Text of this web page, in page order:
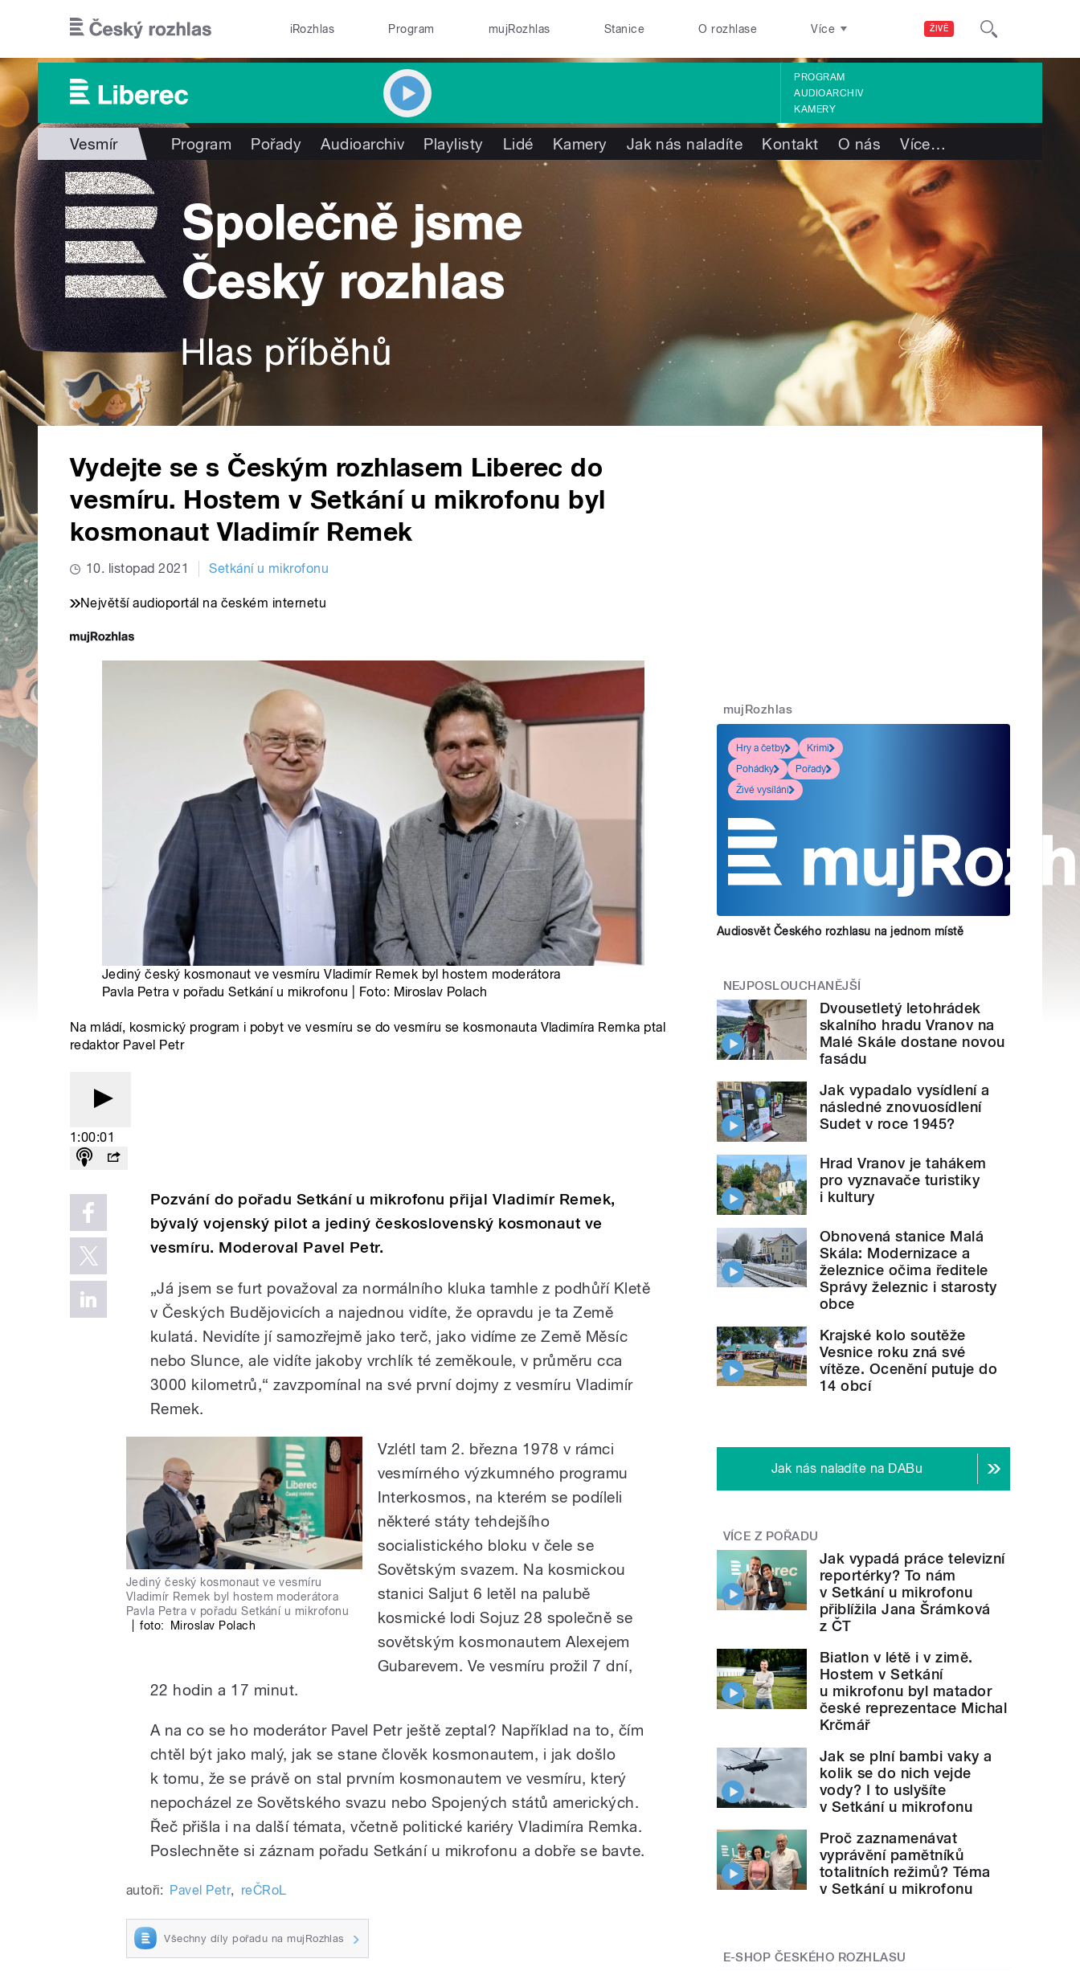
ŽIVĚ
iRozhlas Program mujRozhlas Stanice O rozhlase Více
PROGRAM
AUDIOARCHIV
KAMERY
Vesmír Program Pořady Audioarchiv Playlisty Lidé Kamery Jak nás naladíte Kontakt O nás Více…
Vydejte se s Českým rozhlasem Liberec do
vesmíru. Hostem v Setkání u mikrofonu byl
kosmonaut Vladimír Remek
10. listopad 2021 Setkání u mikrofonu
Největší audioportál na českém internetu
Jediný český kosmonaut ve vesmíru Vladimír Remek byl hostem moderátora
Pavla Petra v pořadu Setkání u mikrofonu | Foto: Miroslav Polach
Na mládí, kosmický program i pobyt ve vesmíru se do vesmíru se kosmonauta Vladimíra Remka ptal
redaktor Pavel Petr
1:00:01
Pozvání do pořadu Setkání u mikrofonu přijal Vladimír Remek,
bývalý vojenský pilot a jediný československý kosmonaut ve
vesmíru. Moderoval Pavel Petr.
„Já jsem se furt považoval za normálního kluka tamhle z podhůří Kletě
v Českých Budějovicích a najednou vidíte, že opravdu je ta Země
kulatá. Nevidíte jí samozřejmě jako terč, jako vidíme ze Země Měsíc
nebo Slunce, ale vidíte jakoby vrchlík té zeměkoule, v průměru cca
3000 kilometrů,“ zavzpomínal na své první dojmy z vesmíru Vladimír
Remek.
Jediný český kosmonaut ve vesmíru
Vladimír Remek byl hostem moderátora
Pavla Petra v pořadu Setkání u mikrofonu
foto: Miroslav Polach
Vzlétl tam 2. března 1978 v rámci
vesmírného výzkumného programu
Interkosmos, na kterém se podíleli
některé státy tehdejšího
socialistického bloku v čele se
Sovětským svazem. Na kosmickou
stanici Saljut 6 letěl na palubě
kosmické lodi Sojuz 28 společně se
sovětským kosmonautem Alexejem
Gubarevem. Ve vesmíru prožil 7 dní,
22 hodin a 17 minut.
A na co se ho moderátor Pavel Petr ještě zeptal? Například na to, čím
chtěl být jako malý, jak se stane člověk kosmonautem, i jak došlo
k tomu, že se právě on stal prvním kosmonautem ve vesmíru, který
nepocházel ze Sovětského svazu nebo Spojených států amerických.
Řeč přišla i na další témata, včetně politické kariéry Vladimíra Remka.
Poslechněte si záznam pořadu Setkání u mikrofonu a dobře se bavte.
autoři: Pavel Petr, reČRoL
Všechny díly pořadu na mujRozhlas
mujRozhlas
Hry a četby
Krimi
Pohádky
Pořady
Živé vysílání
Audiosvět Českého rozhlasu na jednom místě
NEJPOSLOUCHANĚJŠÍ
Dvousetletý letohrádek
skalního hradu Vranov na
Malé Skále dostane novou
fasádu
Jak vypadalo vysídlení a
následné znovuosídlení
Sudet v roce 1945?
Hrad Vranov je tahákem
pro vyznavače turistiky
i kultury
Obnovená stanice Malá
Skála: Modernizace a
železnice očima ředitele
Správy železnic i starosty
obce
Krajské kolo soutěže
Vesnice roku zná své
vítěze. Ocenění putuje do
14 obcí
Jak nás naladíte na DABu
VÍCE Z POŘADU
Jak vypadá práce televizní
reportérky? To nám
v Setkání u mikrofonu
přiblížila Jana Šrámková
z ČT
Biatlon v létě i v zimě.
Hostem v Setkání
u mikrofonu byl matador
české reprezentace Michal
Krčmář
Jak se plní bambi vaky a
kolik se do nich vejde
vody? I to uslyšíte
v Setkání u mikrofonu
Proč zaznamenávat
vyprávění pamětníků
totalitních režimů? Téma
v Setkání u mikrofonu
E-SHOP ČESKÉHO ROZHLASU